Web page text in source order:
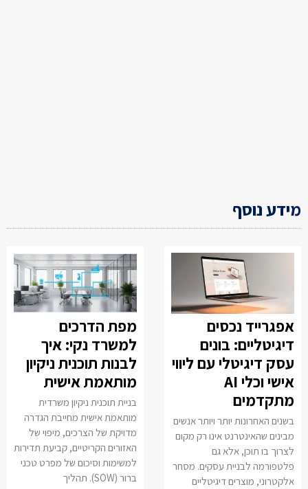
מידע נוסף
אפגרייד נכסים
דיגיטליים: בונים
עסק דיגיטלי עם ליווי
אישי וכלי AI
מתקדמים
בשנים האחרונות יותר ויותר אנשים
מבינים שהאינטרנט אינו רק מקום
לצרוך בו תוכן, אלא גם
פלטפורמה לבניית עסקים. מסחר
אלקטרוני, מוצרים דיגיטליים
מפת הדרכים
למשרד נקי: איך
לבנות תוכנית ניקיון
מותאמת אישית
בניית תוכנית ניקיון משרדית
מותאמת אישית מחייבת הגדרה
מדויקת של הצרכים, מיפוי של
האזורים הקריטיים, קביעת תדירות
למשימות וסיכום של מפרט טכני
ברור (SOW). תהליך